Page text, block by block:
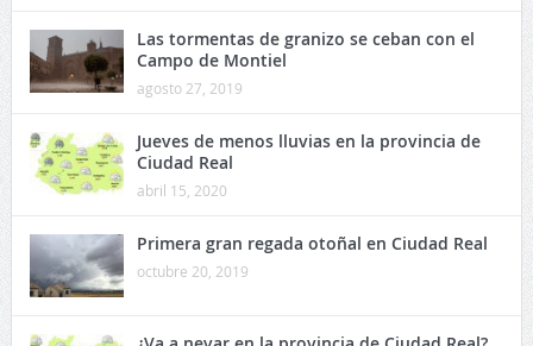
Las tormentas de granizo se ceban con el
Campo de Montiel
agosto 27, 2019
Jueves de menos lluvias en la provincia de
Ciudad Real
abril 15, 2020
Primera gran regada otoñal en Ciudad Real
octubre 20, 2019